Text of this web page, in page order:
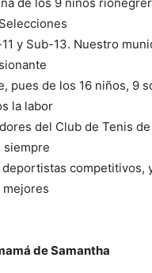
y Sub-13. Nuestro
pues de los 16 niños, 9
la labor
del Club de Tenis
siempre
competitivos,
mejores
de Samantha